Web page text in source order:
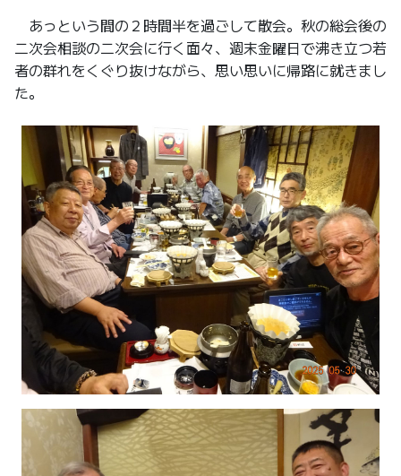
あっという間の２時間半を過ごして散会。秋の総会後の
二次会相談の二次会に行く面々、週末金曜日で沸き立つ若
者の群れをくぐり抜けながら、思い思いに帰路に就きまし
た。